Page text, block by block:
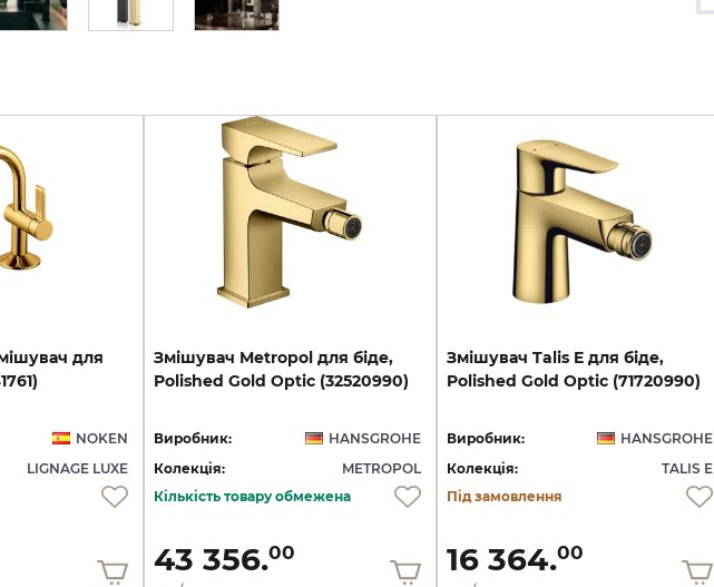
для
NOKEN
LIGNAGE LUXE
Змішувач Metropol для біде,
Polished Gold Optic (32520990)
Виробник:
HANSGROHE
Колекція:
METROPOL
Кількість товару обмежена
43 356.00
Змішувач Talis E для біде,
Polished Gold Optic (71720990)
Виробник:
HANSGROHE
Колекція:
TALIS E
Під замовлення
16 364.00